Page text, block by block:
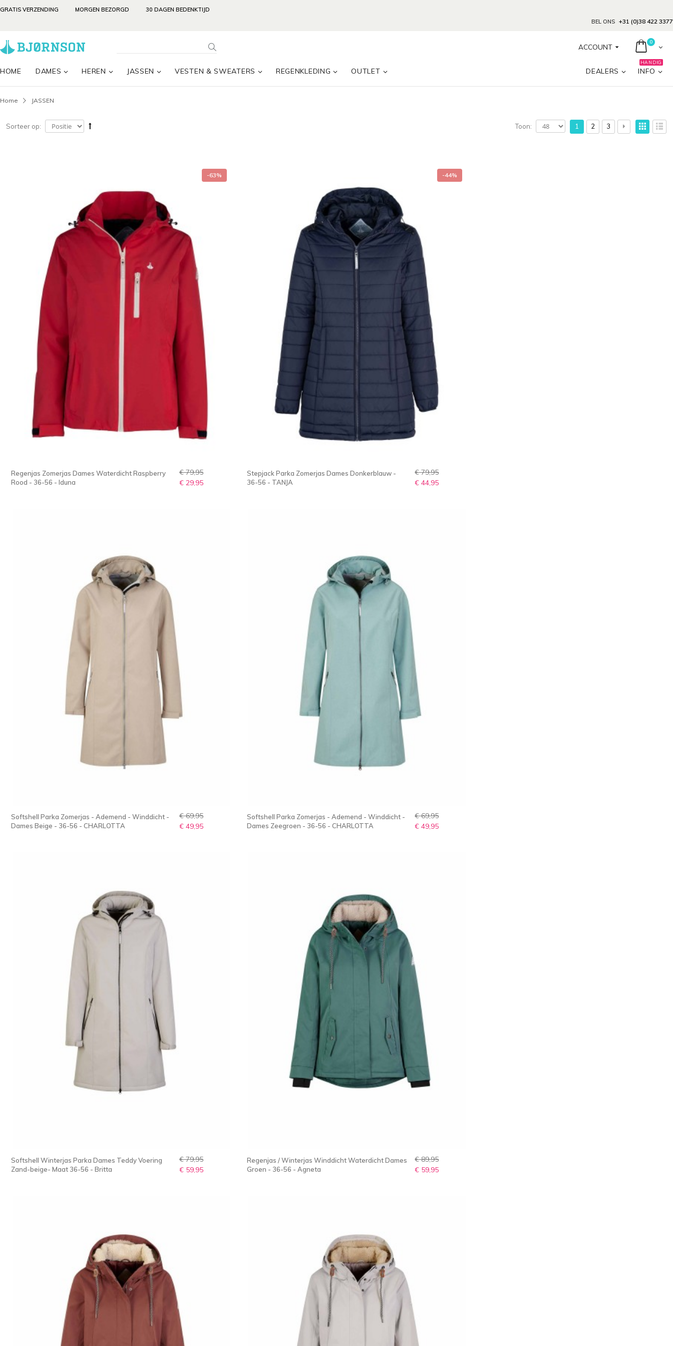
GRATIS VERZENDING MORGEN BEZORGD
30 DAGEN BEDENKTIJD
BEL ONS +31 (0)38 422 3377
ACCOUNT
0
HOME DAMES HEREN JASSEN VESTEN & SWEATERS REGENKLEDING OUTLET INFO
HANDIG
DEALERS
Home JASSEN
Sorteer op: 1 2 3
Toon:
-63%
Regenjas Zomerjas Dames Waterdicht Raspberry
Rood - 36-56 - Iduna
€ 79,95
€ 29,95
-44%
Stepjack Parka Zomerjas Dames Donkerblauw -
36-56 - TANJA
€ 79,95
€ 44,95
Softshell Parka Zomerjas - Ademend - Winddicht -
Dames Beige - 36-56 - CHARLOTTA
€ 69,95
€ 49,95
Softshell Parka Zomerjas - Ademend - Winddicht -
Dames Zeegroen - 36-56 - CHARLOTTA
€ 69,95
€ 49,95
Softshell Winterjas Parka Dames Teddy Voering
Zand-beige- Maat 36-56 - Britta
€ 79,95
€ 59,95
Regenjas / Winterjas Winddicht Waterdicht Dames
Groen - 36-56 - Agneta
€ 89,95
€ 59,95